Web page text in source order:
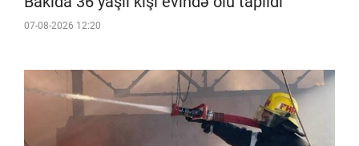
07-08-2026 12:20